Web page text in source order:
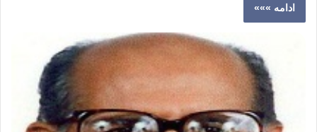
ادامه »»»